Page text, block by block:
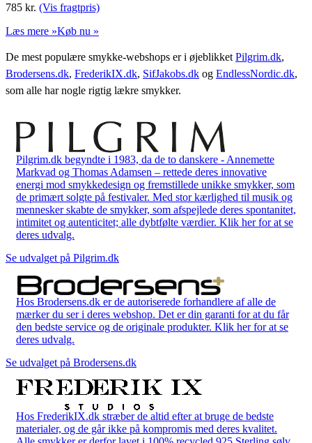
785 kr. (Vis fragtpris)
Læs mere »Køb nu »
De mest populære smykke-webshops er i øjeblikket Pilgrim.dk,
Brodersens.dk, FrederikIX.dk, SifJakobs.dk og EndlessNordic.dk,
som alle har nogle rigtig lækre smykker.
Pilgrim.dk begyndte i 1983, da de to danskere - Annemette
Markvad og Thomas Adamsen – rettede deres innovative
energi mod smykkedesign og fremstillede unikke smykker, som
de primært solgte på festivaler. Med stor kærlighed til musik og
mennesker skabte de smykker, som afspejlede deres spontanitet,
intimitet og autenticitet; alle dybtfølte værdier. Klik her for at se
deres udvalg.
Se udvalget på Pilgrim.dk
Hos Brodersens.dk er de autoriserede forhandlere af alle de
mærker du ser i deres webshop. Det er din garanti for at du får
den bedste service og de originale produkter. Klik her for at se
deres udvalg.
Se udvalget på Brodersens.dk
Hos FrederikIX.dk stræber de altid efter at bruge de bedste
materialer, og de går ikke på kompromis med deres kvalitet.